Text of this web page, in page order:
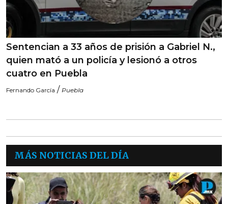
Sentencian a 33 años de prisión a Gabriel N.,
quien mató a un policía y lesionó a otros
cuatro en Puebla
Fernando García / Puebla
MÁS NOTICIAS DEL DÍA